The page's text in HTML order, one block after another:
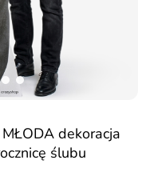
dekoracja
ślubu